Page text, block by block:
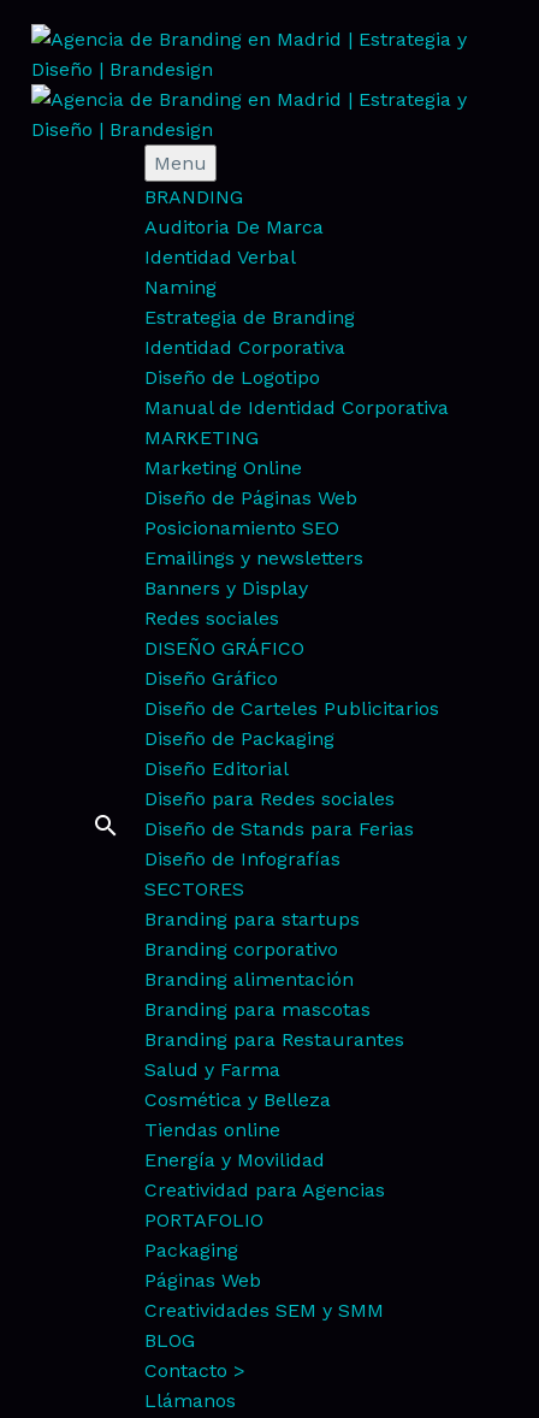
Menu
BRANDING
Auditoria De Marca
Identidad Verbal
Naming
Estrategia de Branding
Identidad Corporativa
Diseño de Logotipo
Manual de Identidad Corporativa
MARKETING
Marketing Online
Diseño de Páginas Web
Posicionamiento SEO
Emailings y newsletters
Banners y Display
Redes sociales
DISEÑO GRÁFICO
Diseño Gráfico
Diseño de Carteles Publicitarios
Diseño de Packaging
Diseño Editorial
Diseño para Redes sociales
Diseño de Stands para Ferias
Diseño de Infografías
SECTORES
Branding para startups
Branding corporativo
Branding alimentación
Branding para mascotas
Branding para Restaurantes
Salud y Farma
Cosmética y Belleza
Tiendas online
Energía y Movilidad
Creatividad para Agencias
PORTAFOLIO
Packaging
Páginas Web
Creatividades SEM y SMM
BLOG
Contacto >
Llámanos